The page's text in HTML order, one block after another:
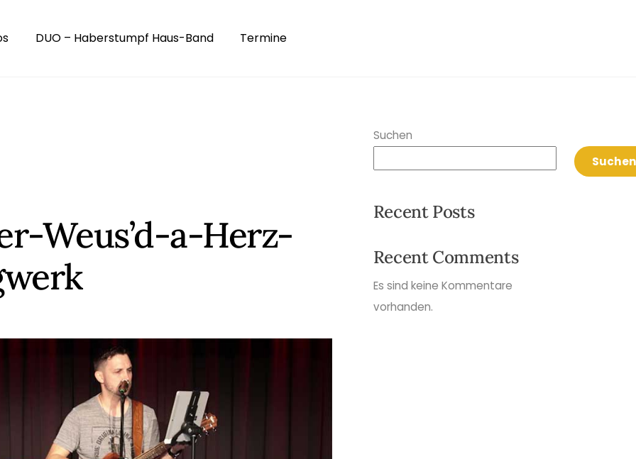
DUO – Haberstumpf Haus-Band Termine
Weus’d-a-Herz-
Suchen
Suchen
Recent Posts
Recent Comments
Es sind keine Kommentare
vorhanden.